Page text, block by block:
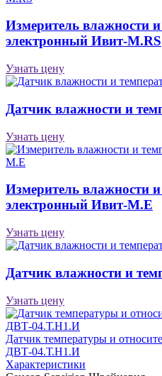
Измеритель влажности
электронный Ивит-М.RS
Узнать цену
Датчик влажности и
Узнать цену
Измеритель влажности
электронный Ивит-М.Е
Узнать цену
Датчик влажности и
Узнать цену
Датчик температуры и
ДВТ-04.Т.Н1.И
Характеристики